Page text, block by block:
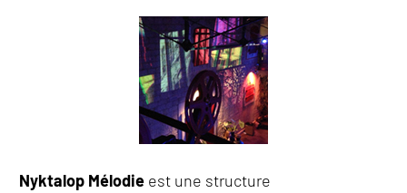
Nyktalop Mélodieest une structure